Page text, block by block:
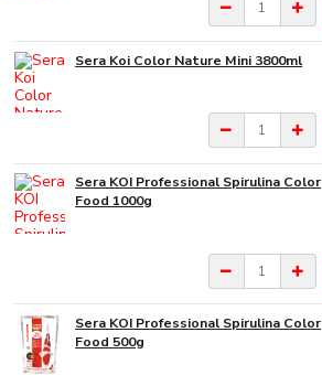
Sera Koi Color Nature Mini 3800ml
Sera KOI Professional Spirulina Color
Food 1000g
Sera KOI Professional Spirulina Color
Food 500g